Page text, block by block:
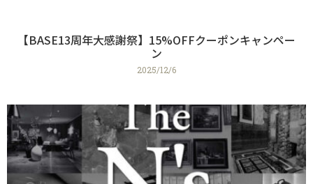
【BASE13周年大感謝祭】15%OFFクーポンキャンペー
ン
2025/12/6